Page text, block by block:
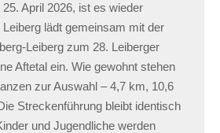
April 2026, ist es wieder
lädt gemeinsam mit der
Leiberg zum 28. Leiberger
Aftetal ein. Wie gewohnt stehen
zur Auswahl – 4,7 km, 10,6
Streckenführung bleibt identisch
und Jugendliche werden